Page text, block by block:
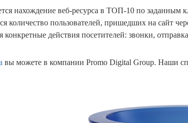
нахождение веб-ресурса в ТОП-10 по заданным
количество пользователей, пришедших на сайт
конкретные действия посетителей: звонки,
вы можете в компании Promo Digital Group. Наши